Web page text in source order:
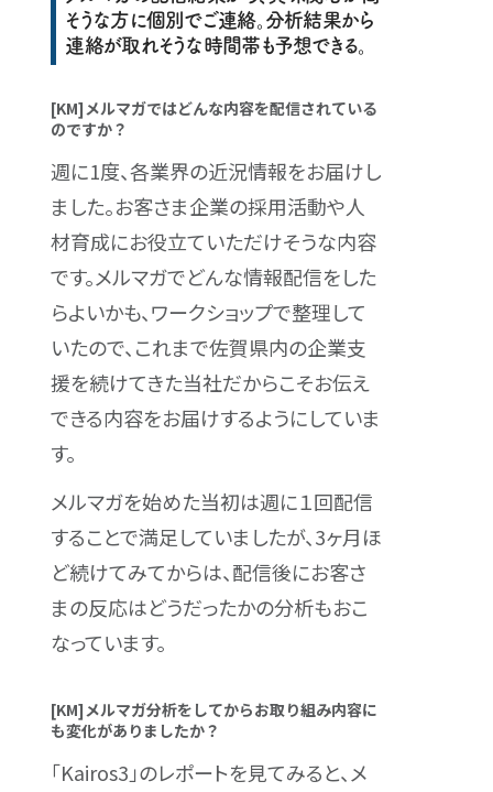
そうな方に個別でご連絡。分析結果から
連絡が取れそうな時間帯も予想できる。
[KM]メルマガではどんな内容を配信されている
のですか？
週に1度、各業界の近況情報をお届けし
ました。お客さま企業の採用活動や人
材育成にお役立ていただけそうな内容
です。メルマガでどんな情報配信をした
らよいかも、ワークショップで整理して
いたので、これまで佐賀県内の企業支
援を続けてきた当社だからこそお伝え
できる内容をお届けするようにしていま
す。
メルマガを始めた当初は週に１回配信
することで満足していましたが、3ヶ月ほ
ど続けてみてからは、配信後にお客さ
まの反応はどうだったかの分析もおこ
なっています。
[KM]メルマガ分析をしてからお取り組み内容に
も変化がありましたか？
「Kairos3」のレポートを見てみると、メ